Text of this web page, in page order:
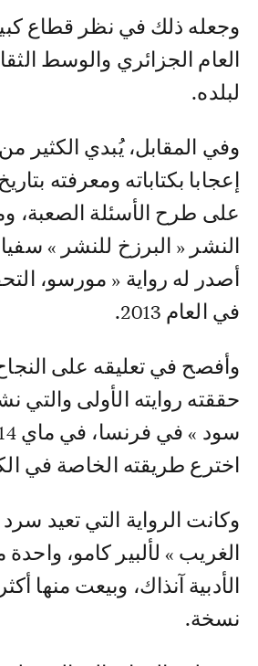
وجعله ذلك في نظر قطاع
العام الجزائري والوسط
لبلده.
وفي المقابل، يُبدي الكثير
إعجابا بكتاباته ومعرفته
على طرح الأسئلة الصعبة،
النشر « البرزخ للنشر »
أصدر له رواية « مورسو،
في العام 2013.
وأفصح في تعليقه على
حققته روايته الأولى والتي
اخترع طريقته الخاصة في
وكانت الرواية التي تعيد
الغريب » لألبير كامو،
نسخة.